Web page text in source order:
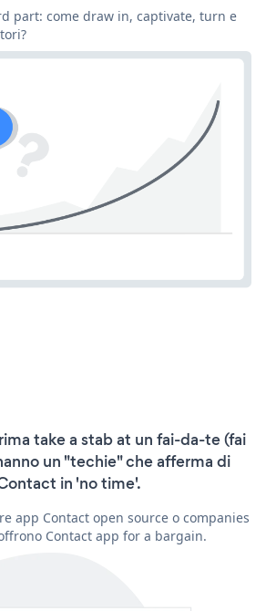
part: come draw in, captivate, turn e
take a stab at un fai-da-te (fai
un "techie" che afferma di
in 'no time'.
app Contact open source o companies
Contact app for a bargain.